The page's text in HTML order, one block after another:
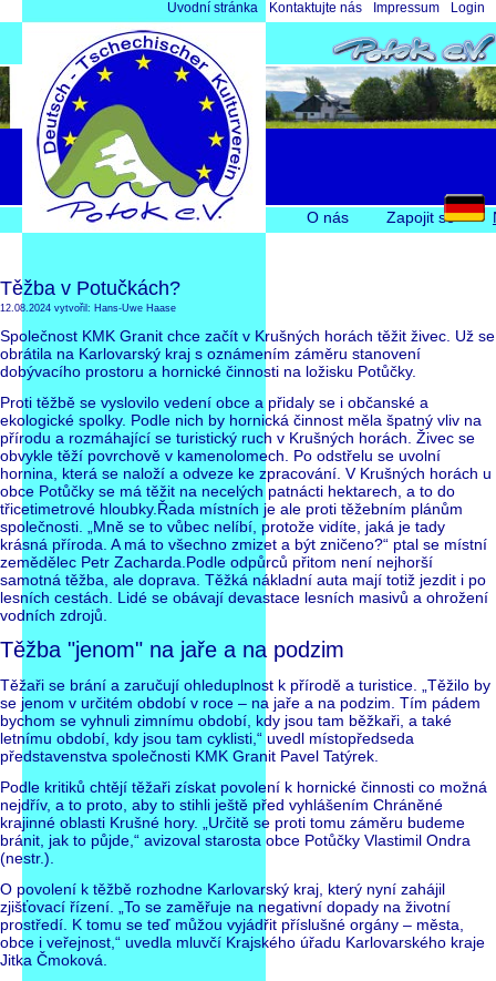
Přeskočit
navigaci
O nás Zapojit se
Přeskočit
navigaci
Login
Impressum
Kontaktujte nás
Úvodní stránka
Těžba v Potučkách?
12.08.2024 vytvořil: Hans-Uwe Haase
Společnost KMK Granit chce začít v Krušných horách těžit živec. Už se
obrátila na Karlovarský kraj s oznámením záměru stanovení
dobývacího prostoru a hornické činnosti na ložisku Potůčky.
Proti těžbě se vyslovilo vedení obce a přidaly se i občanské a
ekologické spolky. Podle nich by hornická činnost měla špatný vliv na
přírodu a rozmáhající se turistický ruch v Krušných horách. Živec se
obvykle těží povrchově v kamenolomech. Po odstřelu se uvolní
hornina, která se naloží a odveze ke zpracování. V Krušných horách u
obce Potůčky se má těžit na necelých patnácti hektarech, a to do
třicetimetrové hloubky.Řada místních je ale proti těžebním plánům
společnosti. „Mně se to vůbec nelíbí, protože vidíte, jaká je tady
krásná příroda. A má to všechno zmizet a být zničeno?“ ptal se místní
zemědělec Petr Zacharda.Podle odpůrců přitom není nejhorší
samotná těžba, ale doprava. Těžká nákladní auta mají totiž jezdit i po
lesních cestách. Lidé se obávají devastace lesních masivů a ohrožení
vodních zdrojů.
Těžba "jenom" na jaře a na podzim
Těžaři se brání a zaručují ohleduplnost k přírodě a turistice. „Těžilo by
se jenom v určitém období v roce – na jaře a na podzim. Tím pádem
bychom se vyhnuli zimnímu období, kdy jsou tam běžkaři, a také
letnímu období, kdy jsou tam cyklisti,“ uvedl místopředseda
představenstva společnosti KMK Granit Pavel Tatýrek.
Podle kritiků chtějí těžaři získat povolení k hornické činnosti co možná
nejdřív, a to proto, aby to stihli ještě před vyhlášením Chráněné
krajinné oblasti Krušné hory. „Určitě se proti tomu záměru budeme
bránit, jak to půjde,“ avizoval starosta obce Potůčky Vlastimil Ondra
(nestr.).
O povolení k těžbě rozhodne Karlovarský kraj, který nyní zahájil
zjišťovací řízení. „To se zaměřuje na negativní dopady na životní
prostředí. K tomu se teď můžou vyjádřit příslušné orgány – města,
obce i veřejnost,“ uvedla mluvčí Krajského úřadu Karlovarského kraje
Jitka Čmoková.